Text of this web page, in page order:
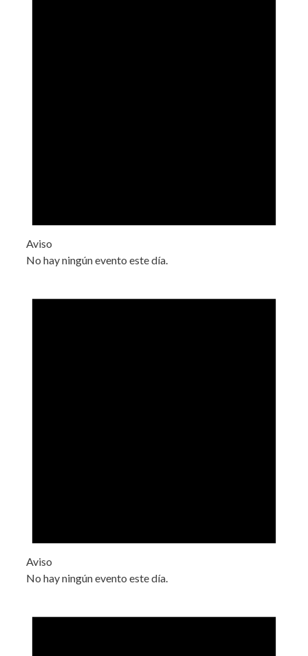
Aviso
No hay ningún evento este día.
Aviso
No hay ningún evento este día.